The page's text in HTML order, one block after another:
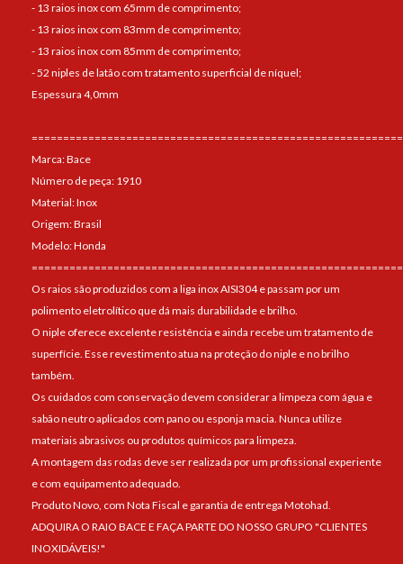
- 13 raios inox com 65mm de comprimento;
- 13 raios inox com 83mm de comprimento;
- 13 raios inox com 85mm de comprimento;
- 52 niples de latão com tratamento superficial de níquel;
Espessura 4,0mm
Marca: Bace
Número de peça: 1910
Material: Inox
Origem: Brasil
Modelo: Honda
Os raios são produzidos com a liga inox AISI304 e passam por um
polimento eletrolítico que dá mais durabilidade e brilho.
O niple oferece excelente resistência e ainda recebe um tratamento de
superfície. Esse revestimento atua na proteção do niple e no brilho
também.
Os cuidados com conservação devem considerar a limpeza com água e
sabão neutro aplicados com pano ou esponja macia. Nunca utilize
materiais abrasivos ou produtos químicos para limpeza.
A montagem das rodas deve ser realizada por um profissional experiente
e com equipamento adequado.
Produto Novo, com Nota Fiscal e garantia de entrega Motohad.
ADQUIRA O RAIO BACE E FAÇA PARTE DO NOSSO GRUPO "CLIENTES
INOXIDÁVEIS!"